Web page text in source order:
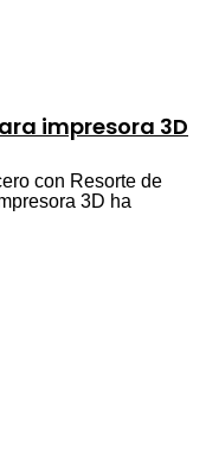
impresora 3D
con Resorte de
3D ha